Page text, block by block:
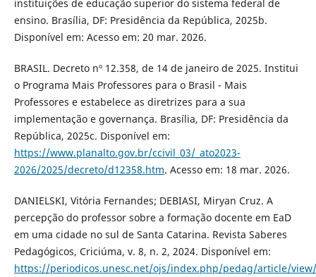
instituições de educação superior do sistema federal de
ensino. Brasília, DF: Presidência da República, 2025b.
Disponível em: Acesso em: 20 mar. 2026.
BRASIL. Decreto nº 12.358, de 14 de janeiro de 2025. Institui
o Programa Mais Professores para o Brasil - Mais
Professores e estabelece as diretrizes para a sua
implementação e governança. Brasília, DF: Presidência da
República, 2025c. Disponível em:
https://www.planalto.gov.br/ccivil_03/_ato2023-
2026/2025/decreto/d12358.htm. Acesso em: 18 mar. 2026.
DANIELSKI, Vitória Fernandes; DEBIASI, Miryan Cruz. A
percepção do professor sobre a formação docente em EaD
em uma cidade no sul de Santa Catarina. Revista Saberes
Pedagógicos, Criciúma, v. 8, n. 2, 2024. Disponível em:
https://periodicos.unesc.net/ojs/index.php/pedag/article/